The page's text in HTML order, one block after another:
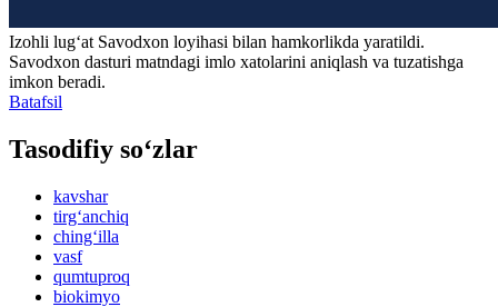
Izohli lugʻat Savodxon loyihasi bilan hamkorlikda yaratildi.
Savodxon dasturi matndagi imlo xatolarini aniqlash va tuzatishga
imkon beradi.
Batafsil
Tasodifiy so‘zlar
kavshar
tirg‘anchiq
ching‘illa
vasf
qumtuproq
biokimyo